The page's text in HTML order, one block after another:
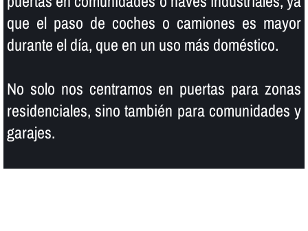
que el paso de coches o camiones es mayor
durante el dí­a, que en un uso más doméstico.
No solo nos centramos en puertas para zonas
residenciales, sino también para comunidades y
garajes.